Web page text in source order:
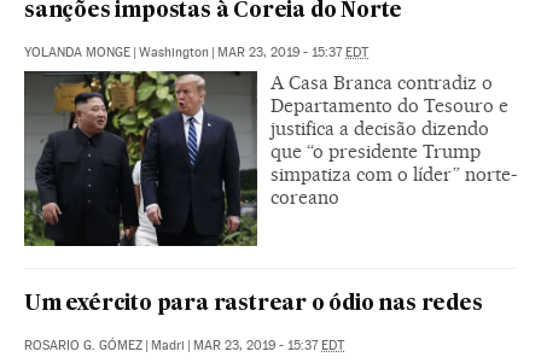
sanções impostas à Coreia do Norte
YOLANDA MONGE | Washington | MAR 23, 2019 - 15:37EDT
A Casa Branca contradiz o
Departamento do Tesouro e
justifica a decisão dizendo
que “o presidente Trump
simpatiza com o líder” norte-
coreano
Um exército para rastrear o ódio nas redes
ROSARIO G. GÓMEZ | Madri | MAR 23, 2019 - 15:37EDT